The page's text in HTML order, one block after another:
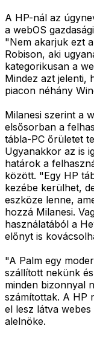
A HP-nál az
a webOS
"Nem akarjuk ezt
Robison, aki
kategorikusan a
Mindez azt jelenti,
piacon néhány
Milanesi szerint a
elsősorban a
tábla-PC őrületet
Ugyanakkor az is
határok a
között. "Egy HP
kezébe kerülhet,
eszköze lenne,
hozzá Milanesi.
használatából a
előnyt is
"A Palm egy
szállított nekünk
minden bizonnyal
számítottak. A HP
el lesz látva
alelnöke.